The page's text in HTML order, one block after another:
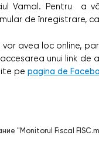
Vamal. Pentru a
de înregistrare,
avea loc online,
unui link de
pepagina de
"Monitorul Fiscal